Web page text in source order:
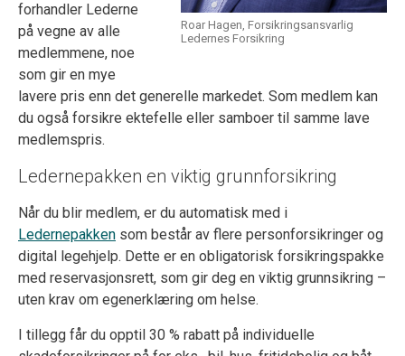
Roar Hagen, Forsikringsansvarlig
Ledernes Forsikring
forhandler Lederne
på vegne av alle
medlemmene, noe
som gir en mye
lavere pris enn det generelle markedet. Som medlem kan
du også forsikre ektefelle eller samboer til samme lave
medlemspris.
Ledernepakken en viktig grunnforsikring
Når du blir medlem, er du automatisk med i
Ledernepakken som består av flere personforsikringer og
digital legehjelp. Dette er en obligatorisk forsikringspakke
med reservasjonsrett, som gir deg en viktig grunnsikring –
uten krav om egenerklæring om helse.
I tillegg får du opptil 30 % rabatt på individuelle